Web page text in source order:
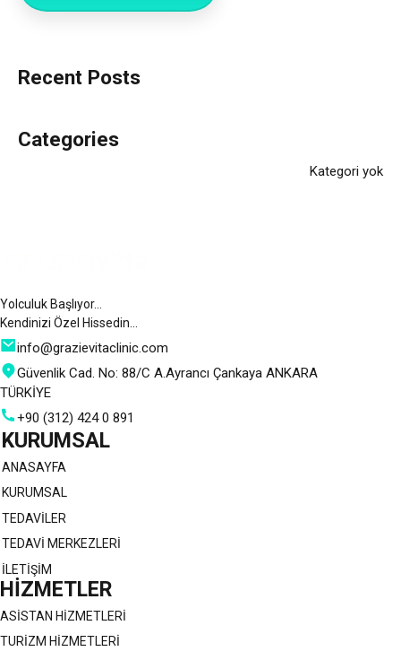
Recent Posts
Categories
Kategori yok
Yolculuk Başlıyor…
Kendinizi Özel Hissedin…
info@grazievitaclinic.com
Güvenlik Cad. No: 88/C A.Ayrancı Çankaya ANKARA
TÜRKİYE
+90 (312) 424 0 891
KURUMSAL
ANASAYFA
KURUMSAL
TEDAVİLER
TEDAVİ MERKEZLERİ
İLETİŞİM
HİZMETLER
ASİSTAN HİZMETLERİ
TURİZM HİZMETLERİ